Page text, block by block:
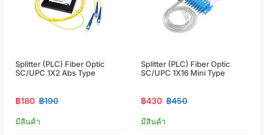
Splitter (PLC) Fiber Optic
SC/UPC 1X2 Abs Type
฿180 ฿190
มีสินค้า
Splitter (PLC) Fiber Optic
SC/UPC 1X16 Mini Type
฿430 ฿450
มีสินค้า